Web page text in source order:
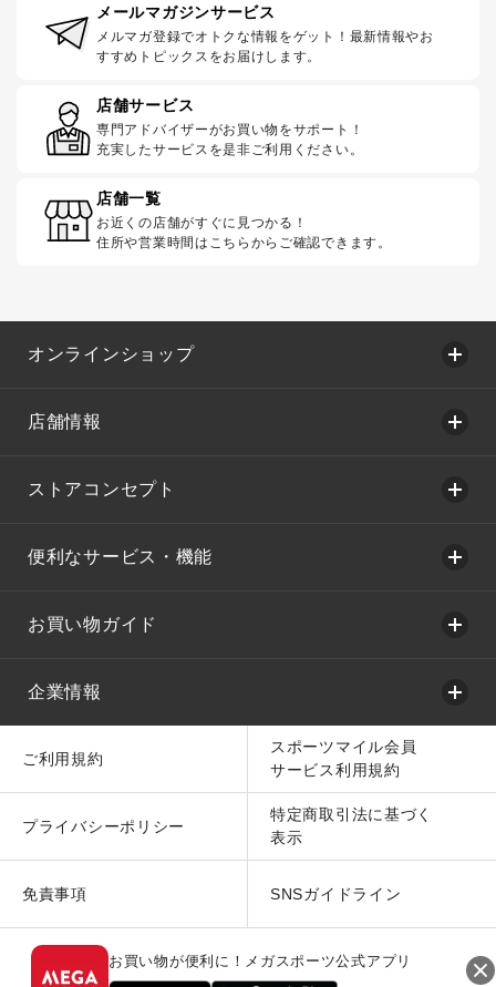
メールマガジンサービス
メルマガ登録でオトクな情報をゲット！最新情報やお
すすめトピックスをお届けします。
店舗サービス
専門アドバイザーがお買い物をサポート！
充実したサービスを是非ご利用ください。
店舗一覧
お近くの店舗がすぐに見つかる！
住所や営業時間はこちらからご確認できます。
オンラインショップ
店舗情報
ストアコンセプト
便利なサービス・機能
お買い物ガイド
企業情報
ご利用規約
スポーツマイル会員
サービス利用規約
プライバシーポリシー
特定商取引法に基づく
表示
免責事項 SNSガイドライン
お買い物が便利に！メガスポーツ公式アプリ